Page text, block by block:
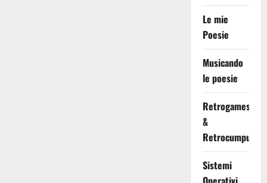
Le mie
Poesie
Musicando
le poesie
Retrogames
&
Retrocumputing
Sistemi